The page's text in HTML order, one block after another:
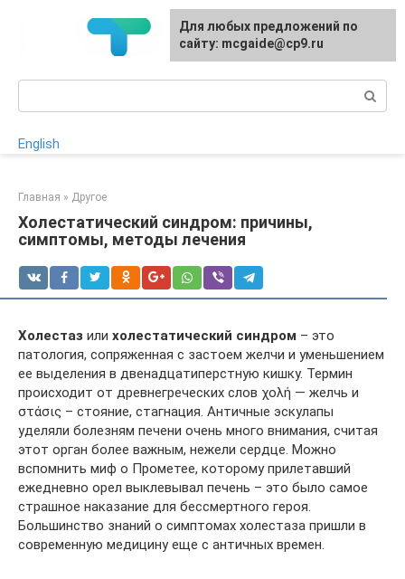
English
Главная » Другое
Холестатический синдром: причины,
симптомы, методы лечения
Холестаз или холестатический синдром – это
патология, сопряженная с застоем желчи и уменьшением
ее выделения в двенадцатиперстную кишку. Термин
происходит от древнегреческих слов χολή — желчь и
στάσις – стояние, стагнация. Античные эскулапы
уделяли болезням печени очень много внимания, считая
этот орган более важным, нежели сердце. Можно
вспомнить миф о Прометее, которому прилетавший
ежедневно орел выклевывал печень – это было самое
страшное наказание для бессмертного героя.
Большинство знаний о симптомах холестаза пришли в
современную медицину еще с античных времен.
Для любых предложений по
сайту: mcgaide@cp9.ru